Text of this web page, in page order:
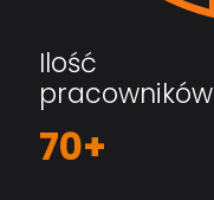
Ilość
pracowników
70+